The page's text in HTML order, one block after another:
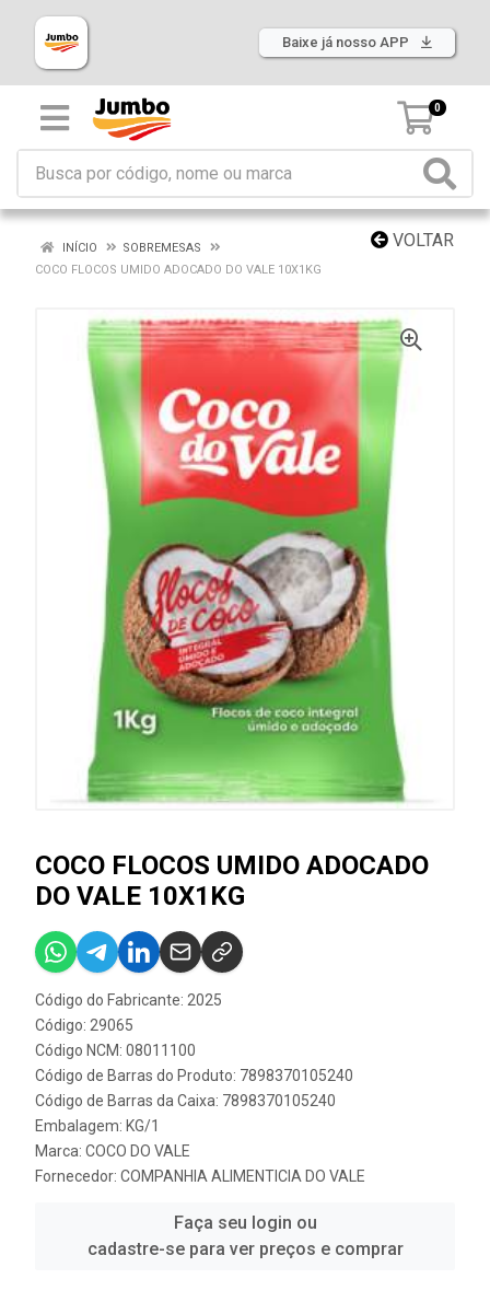
Baixe já nosso APP
0
VOLTAR
INÍCIO
SOBREMESAS
COCO FLOCOS UMIDO ADOCADO DO VALE 10X1KG
COCO FLOCOS UMIDO ADOCADO
DO VALE 10X1KG
Código do Fabricante: 2025
Código: 29065
Código NCM: 08011100
Código de Barras do Produto: 7898370105240
Código de Barras da Caixa: 7898370105240
Embalagem: KG/1
Marca: COCO DO VALE
Fornecedor: COMPANHIA ALIMENTICIA DO VALE
Faça seu login ou
cadastre-se para ver preços e comprar